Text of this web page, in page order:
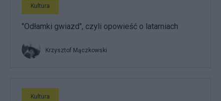
Kultura
"Odłamki gwiazd", czyli opowieść o latarniach
Krzysztof Mączkowski
Kultura